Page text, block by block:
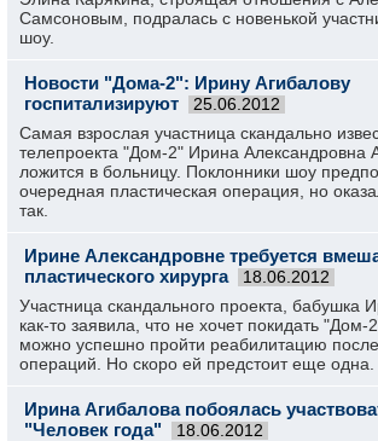
Самсоновым, подралась с новенькой
шоу.
Новости "Дома-2": Ирину Агибалову
госпитализируют
25.06.2012
Самая взрослая участница скандально
телепроекта "Дом-2" Ирина Александровна
ложится в больницу. Поклонники шоу
очередная пластическая операция, но
так.
Ирине Александровне требуется
пластического хирурга
18.06.2012
Участница скандального проекта, бабушка
как-то заявила, что не хочет покидать "Дом-
можно успешно пройти реабилитацию после
операций. Но скоро ей предстоит еще одна.
Ирина Агибалова побоялась
"Человек года"
18.06.2012